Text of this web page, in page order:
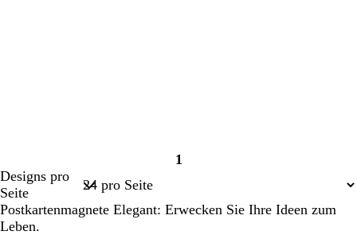
Seite
1
Designs pro
Seite
Postkartenmagnete Elegant: Erwecken Sie Ihre Ideen zum
Leben.